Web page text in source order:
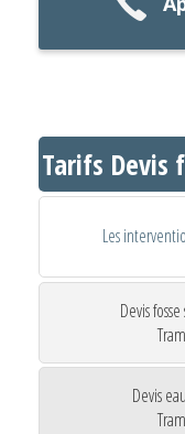
Tarifs Devis
Les
Devis
Devis